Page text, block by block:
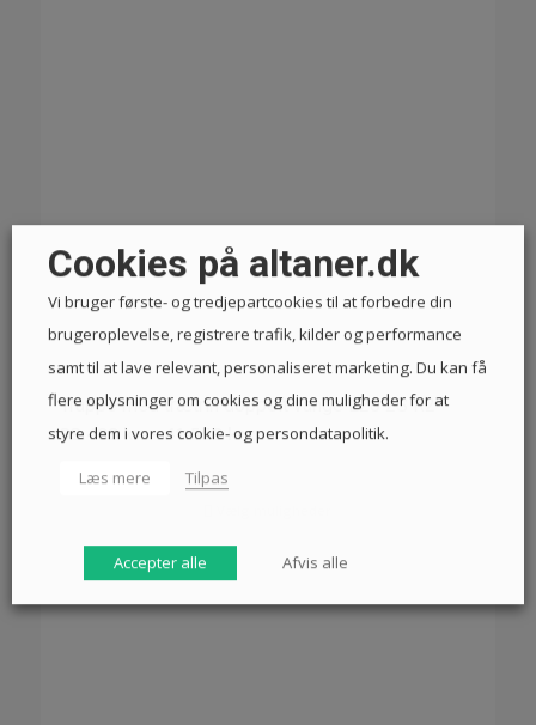
Trappe med trætrin doppelt vange L20 2S R2
33.488 kr. – 41.558kr.Prisinterval:
Cookies på altaner.dk
Vi bruger første- og tredjepartcookies til at forbedre din
brugeroplevelse, registrere trafik, kilder og performance
samt til at lave relevant, personaliseret marketing. Du kan få
flere oplysninger om cookies og dine muligheder for at
styre dem i vores cookie- og persondatapolitik.
Læs mere Tilpas
Accepter alle Afvis alle